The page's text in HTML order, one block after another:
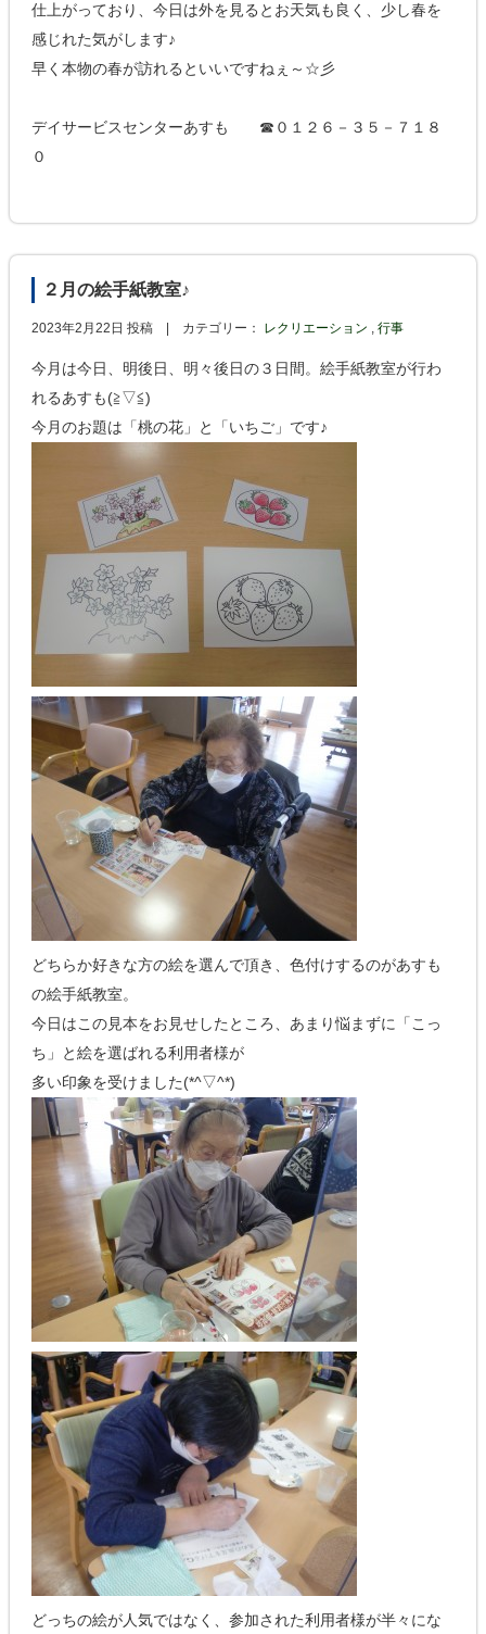
仕上がっており、今日は外を見るとお天気も良く、少し春を
感じれた気がします♪
早く本物の春が訪れるといいですねぇ～☆彡
デイサービスセンターあすも ☎０１２６－３５－７１８
０
２月の絵手紙教室♪
2023年2月22日 投稿 | カテゴリー： レクリエーション ,行事
今月は今日、明後日、明々後日の３日間。絵手紙教室が行わ
れるあすも(≧▽≦)
今月のお題は「桃の花」と「いちご」です♪
どちらか好きな方の絵を選んで頂き、色付けするのがあすも
の絵手紙教室。
今日はこの見本をお見せしたところ、あまり悩まずに「こっ
ち」と絵を選ばれる利用者様が
多い印象を受けました(*^▽^*)
どっちの絵が人気ではなく、参加された利用者様が半々にな